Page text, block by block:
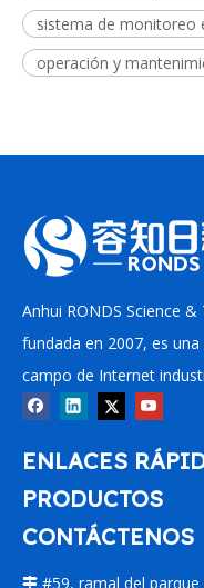
sistema de monitoreo
operación y
Anhui RONDS Science
fundada en 2007, es
campo de Internet
ENLACES
PRODUCTOS
CONTÁCTENOS
 #59, ramal del